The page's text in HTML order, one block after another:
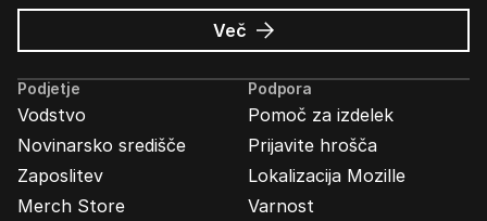
Več o
Oglasi
Mozilla
Podjetje
Vodstvo
Novinarsko središče
Zaposlitev
Merch Store
Podpora
Pomoč za izdelek
Prijavite hrošča
Lokalizacija Mozille
Varnost